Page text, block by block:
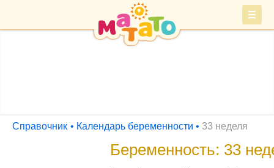
СПРАВОЧНИК
Справочник Календарь беременности 33 неделя
Беременность: 33